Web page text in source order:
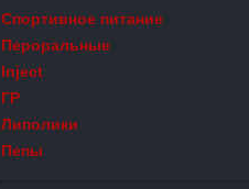
Спортивное питание
Пероральные
Inject
ГР
Липолики
Пепы